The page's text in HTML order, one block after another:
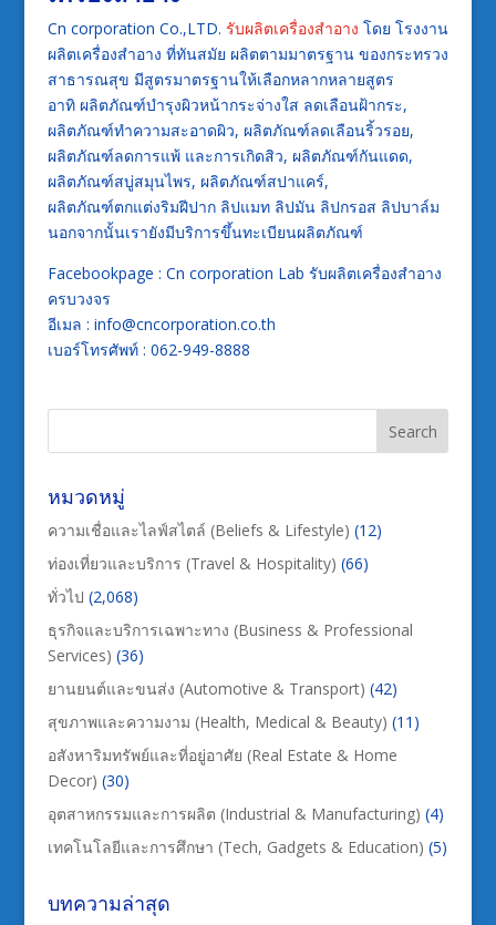
Cn corporation Co.,LTD. รับผลิตเครื่องสำอาง โดย โรงงาน
ผลิตเครื่องสำอาง ที่ทันสมัย ผลิตตามมาตรฐาน ของกระทรวง
สาธารณสุข มีสูตรมาตรฐานให้เลือกหลากหลายสูตร
อาทิ ผลิตภัณฑ์บำรุงผิวหน้ากระจ่างใส ลดเลือนฝ้ากระ,
ผลิตภัณฑ์ทำความสะอาดผิว, ผลิตภัณฑ์ลดเลือนริ้วรอย,
ผลิตภัณฑ์ลดการแพ้ และการเกิดสิว, ผลิตภัณฑ์กันแดด,
ผลิตภัณฑ์สบู่สมุนไพร, ผลิตภัณฑ์สปาแคร์,
ผลิตภัณฑ์ตกแต่งริมฝีปาก ลิปแมท ลิปมัน ลิปกรอส ลิปบาล์ม
นอกจากนั้นเรายังมีบริการขึ้นทะเบียนผลิตภัณฑ์
Facebookpage : Cn corporation Lab รับผลิตเครื่องสำอาง
ครบวงจร
อีเมล : info@cncorporation.co.th
เบอร์โทรศัพท์ : 062-949-8888
หมวดหมู่
ความเชื่อและไลฟ์สไตล์ (Beliefs & Lifestyle) (12)
ท่องเที่ยวและบริการ (Travel & Hospitality) (66)
ทั่วไป (2,068)
ธุรกิจและบริการเฉพาะทาง (Business & Professional
Services) (36)
ยานยนต์และขนส่ง (Automotive & Transport) (42)
สุขภาพและความงาม (Health, Medical & Beauty) (11)
อสังหาริมทรัพย์และที่อยู่อาศัย (Real Estate & Home
Decor) (30)
อุตสาหกรรมและการผลิต (Industrial & Manufacturing) (4)
เทคโนโลยีและการศึกษา (Tech, Gadgets & Education) (5)
บทความล่าสุด